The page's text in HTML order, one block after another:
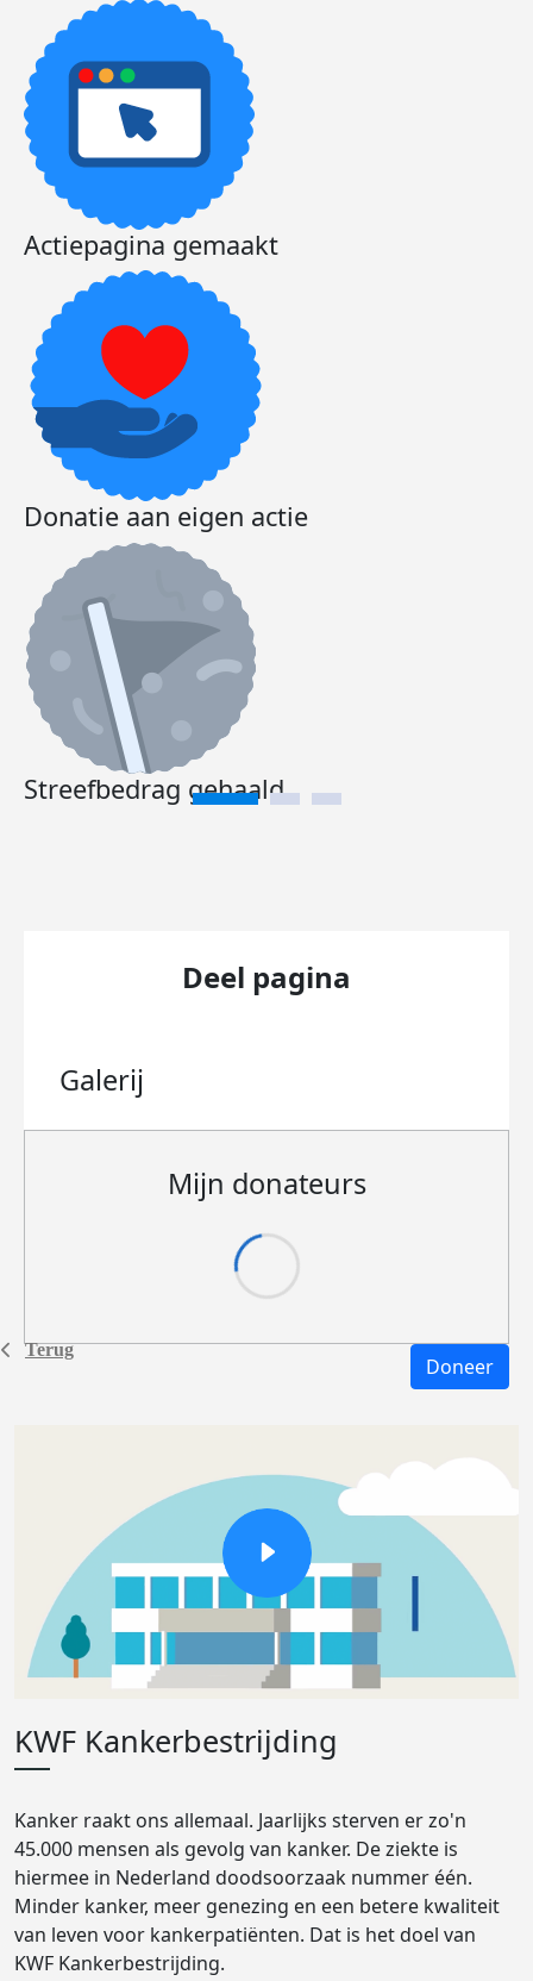
Terug
Actiepagina gemaakt
Donatie aan eigen actie
Streefbedrag gehaald
Deel pagina
Galerij
Mijn donateurs
Doneer
KWF Kankerbestrijding
Kanker raakt ons allemaal. Jaarlijks sterven er zo'n
45.000 mensen als gevolg van kanker. De ziekte is
hiermee in Nederland doodsoorzaak nummer één.
Minder kanker, meer genezing en een betere kwaliteit
van leven voor kankerpatiënten. Dat is het doel van
KWF Kankerbestrijding.